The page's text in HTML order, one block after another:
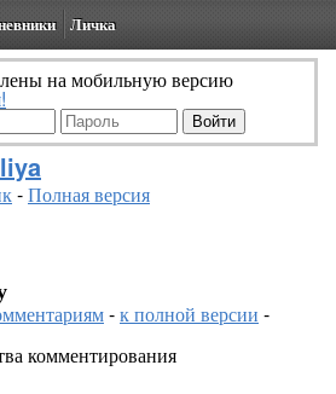
Личка
на мобильную версию
-Полная версия
-к полной версии -
комментирования